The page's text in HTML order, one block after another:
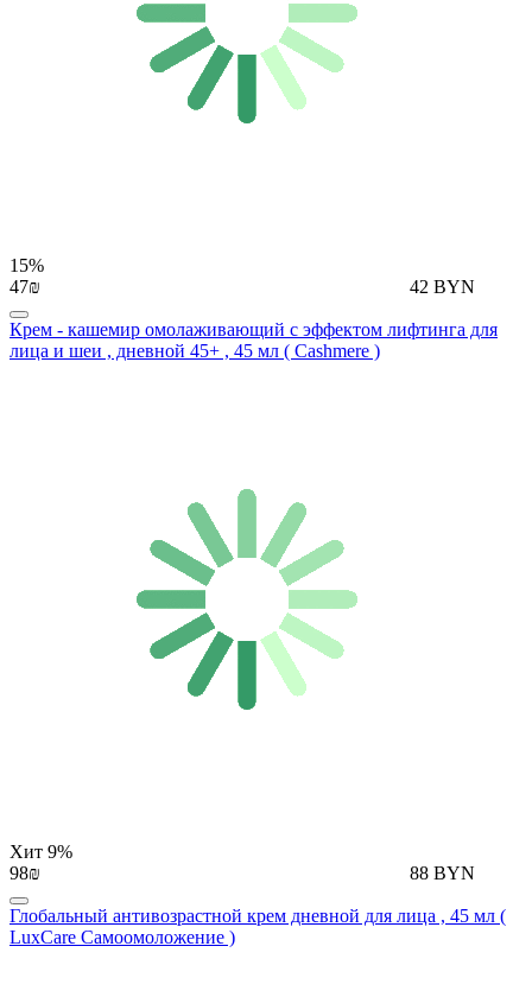
15%
47₪
42 BYN
Крем - кашемир омолаживающий с эффектом лифтинга для
лица и шеи , дневной 45+ , 45 мл ( Cashmere )
Хит 9%
98₪
88 BYN
Глобальный антивозрастной крем дневной для лица , 45 мл (
LuxCare Самоомоложение )